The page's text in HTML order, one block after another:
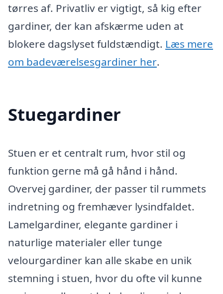
tørres af. Privatliv er vigtigt, så kig efter
gardiner, der kan afskærme uden at
blokere dagslyset fuldstændigt. Læs mere
om badeværelsesgardiner her.
Stuegardiner
Stuen er et centralt rum, hvor stil og
funktion gerne må gå hånd i hånd.
Overvej gardiner, der passer til rummets
indretning og fremhæver lysindfaldet.
Lamelgardiner, elegante gardiner i
naturlige materialer eller tunge
velourgardiner kan alle skabe en unik
stemning i stuen, hvor du ofte vil kunne